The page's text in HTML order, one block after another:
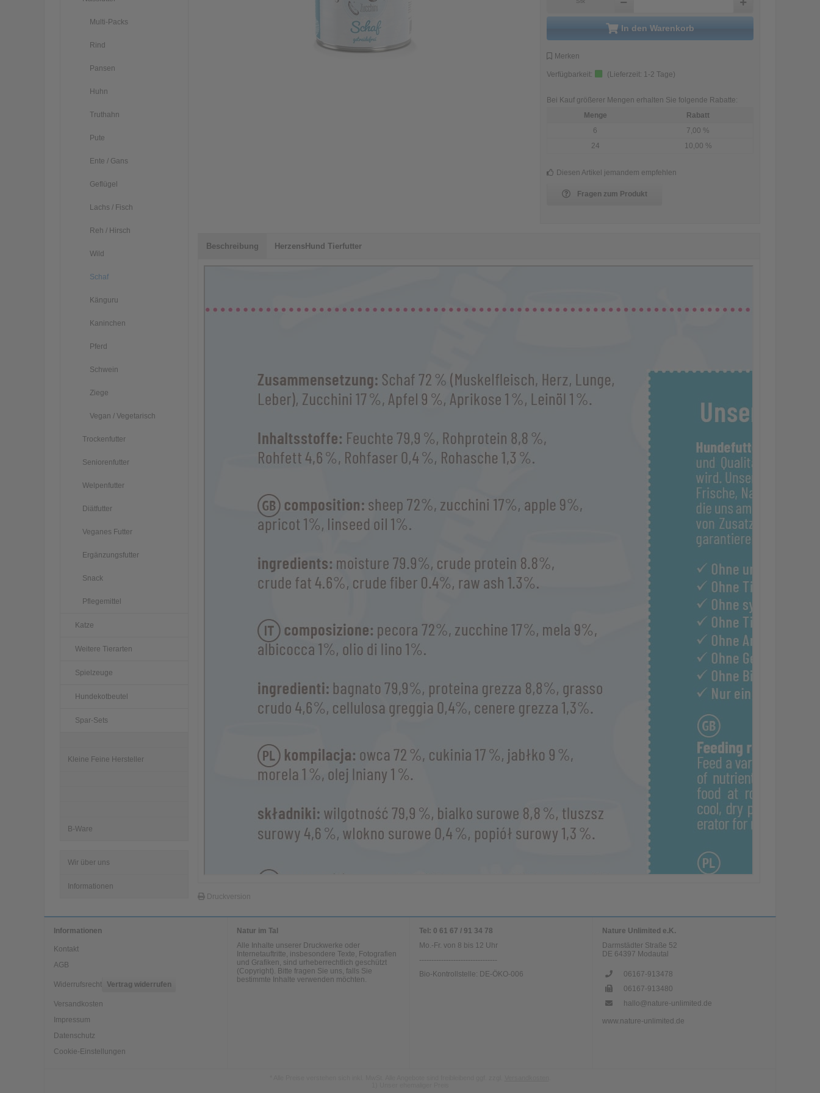
Multi-Packs
Rind
Pansen
Huhn
Truthahn
Pute
Ente / Gans
Geflügel
Lachs / Fisch
Reh / Hirsch
Wild
Schaf
Känguru
Kaninchen
Pferd
Schwein
Ziege
Vegan / Vegetarisch
Trockenfutter
Seniorenfutter
Welpenfutter
Diätfutter
Veganes Futter
Ergänzungsfutter
Snack
Pflegemittel
Katze
Weitere Tierarten
Spielzeuge
Hundekotbeutel
Spar-Sets
Kleine Feine Hersteller
B-Ware
Wir über uns
Informationen
in den Warenkorb
Merken
Verfügbarkeit: (Lieferzeit: 1-2 Tage)
Bei Kauf größerer Mengen erhalten Sie folgende Rabatte:
Menge
Rabatt
6
7,00 %
24
10,00 %
Diesen Artikel jemandem empfehlen
Fragen zum Produkt
Beschreibung HerzensHund Tierfutter
Druckversion
Informationen
Kontakt
AGB
Widerrufsrecht Vertrag widerrufen
Versandkosten
Impressum
Datenschutz
Cookie-Einstellungen
Natur im Tal
Alle Inhalte unserer Druckwerke oder
Internetauftritte, insbesondere Texte, Fotografien
und Grafiken, sind urheberrechtlich geschützt
(Copyright). Bitte fragen Sie uns, falls Sie
bestimmte Inhalte verwenden möchten.
Tel: 0 61 67 / 91 34 78
Mo.-Fr. von 8 bis 12 Uhr
--------------------------------
Bio-Kontrollstelle: DE-ÖKO-006
Nature Unlimited e.K.
Darmstädter Straße 52
DE 64397 Modautal
06167-913478
06167-913480
hallo@nature-unlimited.de
www.nature-unlimited.de